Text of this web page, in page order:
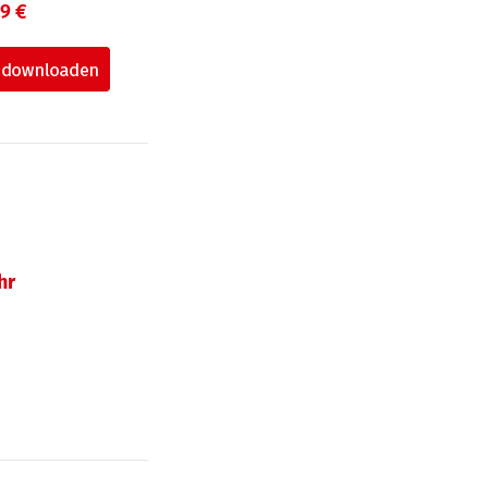
€